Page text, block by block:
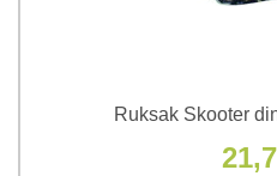
Ruksak Skooter